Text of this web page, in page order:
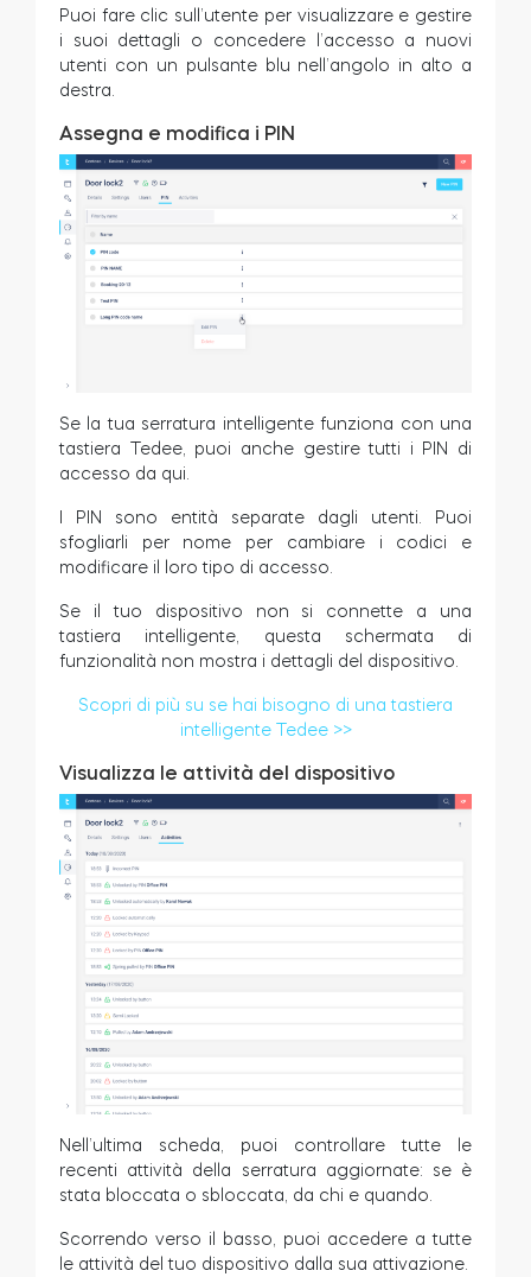
Puoi fare clic sull’utente per visualizzare e gestire
i suoi dettagli o concedere l’accesso a nuovi
utenti con un pulsante blu nell’angolo in alto a
destra.
Assegna e modifica i PIN
Se la tua serratura intelligente funziona con una
tastiera Tedee, puoi anche gestire tutti i PIN di
accesso da qui.
I PIN sono entità separate dagli utenti. Puoi
sfogliarli per nome per cambiare i codici e
modificare il loro tipo di accesso.
Se il tuo dispositivo non si connette a una
tastiera intelligente, questa schermata di
funzionalità non mostra i dettagli del dispositivo.
Scopri di più su se hai bisogno di una tastiera
intelligente Tedee >>
Visualizza le attività del dispositivo
Nell’ultima scheda, puoi controllare tutte le
recenti attività della serratura aggiornate: se è
stata bloccata o sbloccata, da chi e quando.
Scorrendo verso il basso, puoi accedere a tutte
le attività del tuo dispositivo dalla sua attivazione.